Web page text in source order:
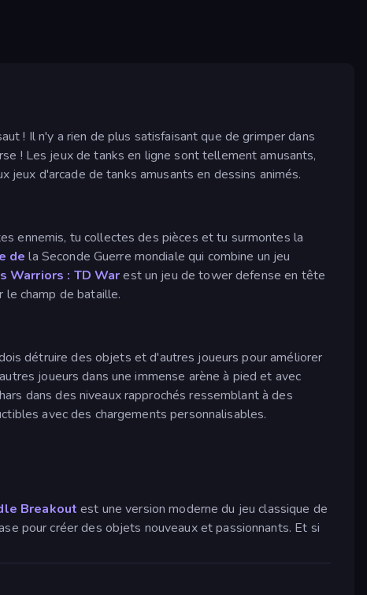
! Il n'y a rien de plus satisfaisant que de grimper dans
! Les jeux de tanks en ligne sont tellement amusants,
d'arcade de tanks amusants en dessins animés.
ennemis, tu collectes des pièces et tu surmontes la
de la Seconde Guerre mondiale qui combine un jeu
Warriors : TD Warest un jeu de tower defense en tête
champ de bataille.
détruire des objets et d'autres joueurs pour améliorer
joueurs dans une immense arène à pied et avec
dans des niveaux rapprochés ressemblant à des
avec des chargements personnalisables.
Breakout est une version moderne du jeu classique de
pour créer des objets nouveaux et passionnants. Et si